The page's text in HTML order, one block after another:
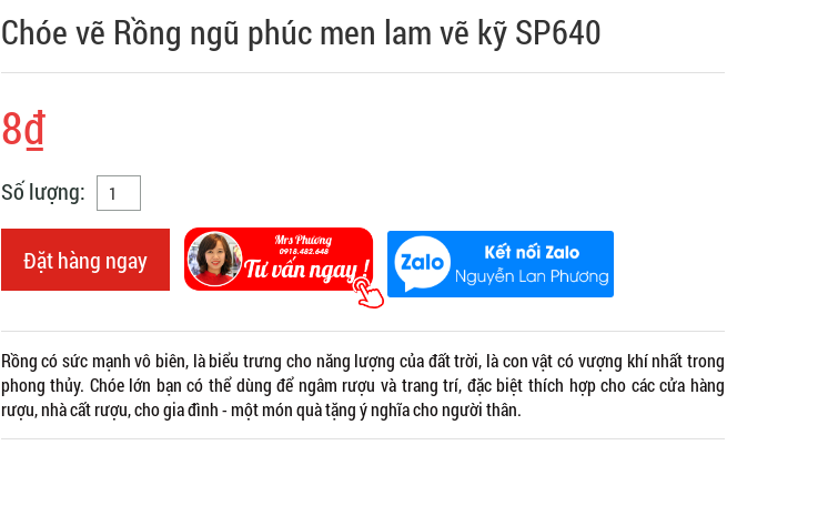
Chóe vẽ Rồng ngũ phúc men lam vẽ kỹ SP640
8₫
Số lượng:
Đặt hàng ngay
Rồng có sức mạnh vô biên, là biểu trưng cho năng lượng của đất trời, là con vật có vượng khí nhất trong
phong thủy. Chóe lớn bạn có thể dùng để ngâm rượu và trang trí, đặc biệt thích hợp cho các cửa hàng
rượu, nhà cất rượu, cho gia đình - một món quà tặng ý nghĩa cho người thân.